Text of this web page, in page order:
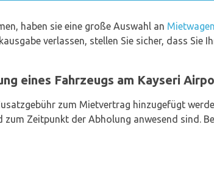
haben sie eine große Auswahl an
verlassen, stellen Sie sicher, dass Sie
eines Fahrzeugs am Kayseri
zum Mietvertrag hinzugefügt
Zeitpunkt der Abholung anwesend sind.